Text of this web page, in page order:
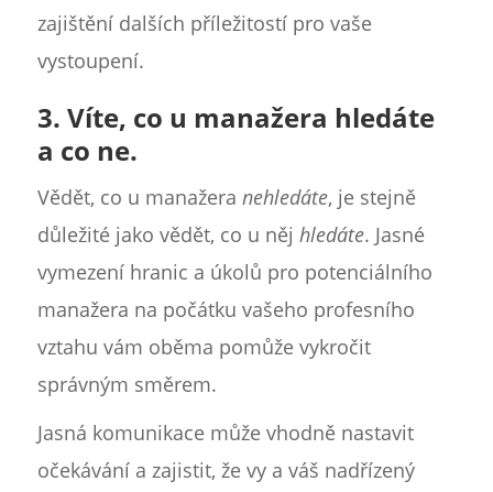
zajištění dalších příležitostí pro vaše
vystoupení.
3. Víte, co u manažera hledáte
a co ne.
Vědět, co u manažera nehledáte, je stejně
důležité jako vědět, co u něj hledáte. Jasné
vymezení hranic a úkolů pro potenciálního
manažera na počátku vašeho profesního
vztahu vám oběma pomůže vykročit
správným směrem.
Jasná komunikace může vhodně nastavit
očekávání a zajistit, že vy a váš nadřízený